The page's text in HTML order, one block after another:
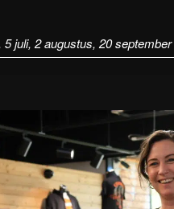
juli, 2 augustus, 20